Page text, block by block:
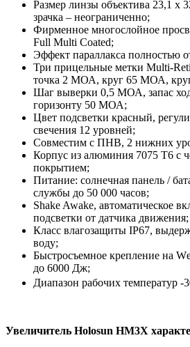
Размер линзы объектива 23,1 х
зрачка – неограниченно;
Фирменное многослойное
Full Multi Coated;
Эффект параллакса полностью
Три прицельные метки Multi-
точка 2 МОА, круг 65 МОА,
Шаг выверки 0,5 МОА, запас
горизонту 50 МОА;
Цвет подсветки красный,
свечения 12 уровней;
Совместим с ПНВ, 2 нижних
Корпус из алюминия 7075 T6 с
покрытием;
Питание: солнечная панель /
службы до 50 000 часов;
Shake Awake, автоматическое
подсветки от датчика движения;
Класс влагозащиты ІР67,
воду;
Быстросъемное крепление на
до 6000 Дж;
Диапазон рабочих
Увеличитель Holosun HM3X